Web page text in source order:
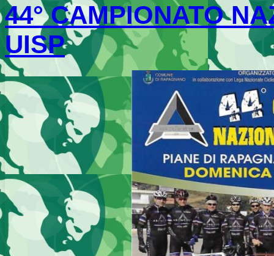
44° CAMPIONATO
UISP